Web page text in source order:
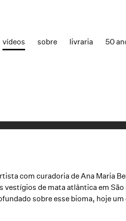
vídeos sobre livraria 50
com curadoria de Ana Maria
de mata atlântica em São
sobre esse bioma, hoje um